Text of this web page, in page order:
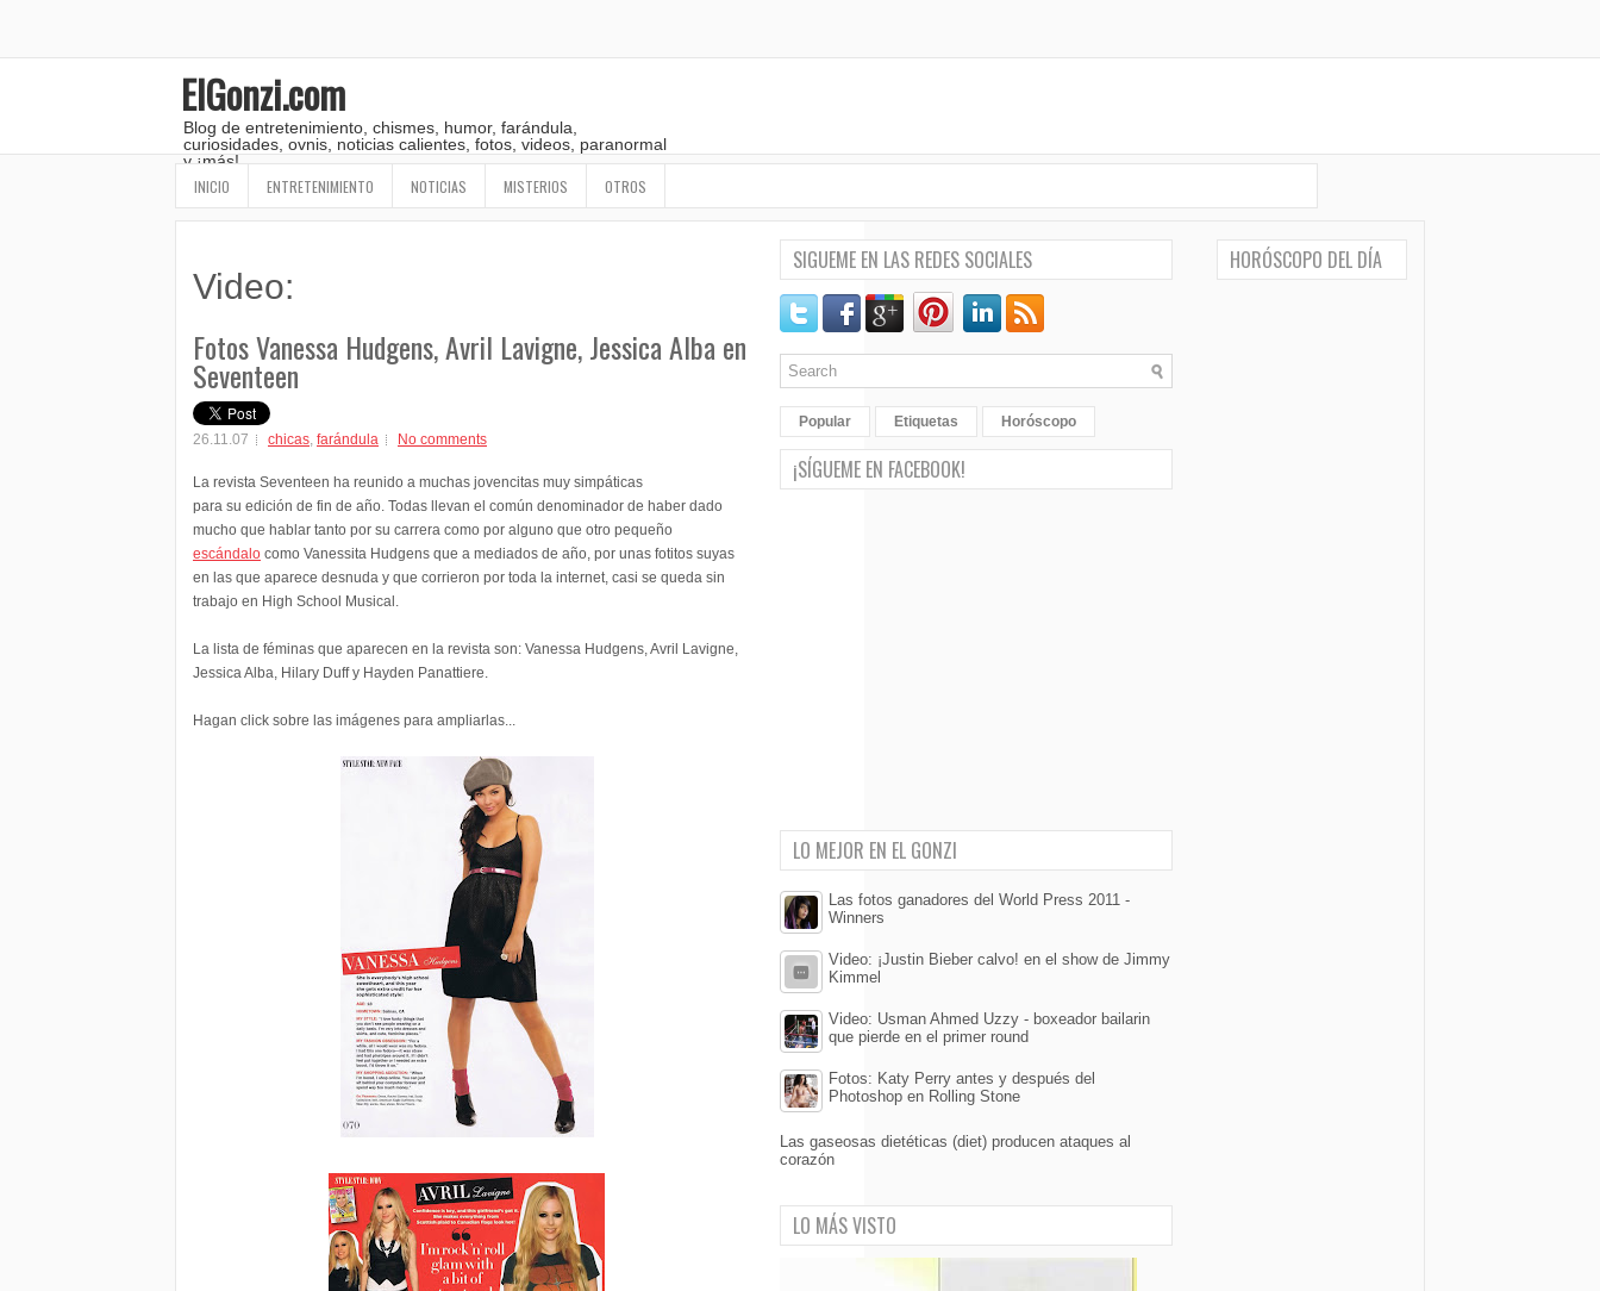
ElGonzi.com
Blog de entretenimiento, chismes, humor, farándula,
curiosidades, ovnis, noticias calientes, fotos, videos, paranormal
y ¡más!
INICIO ENTRETENIMIENTO NOTICIAS MISTERIOS OTROS
Video:
Fotos Vanessa Hudgens, Avril Lavigne, Jessica Alba en
Seventeen
26.11.07 chicas, farándula No comments
La revista Seventeen ha reunido a muchas jovencitas muy simpáticas
para su edición de fin de año. Todas llevan el común denominador de haber dado
mucho que hablar tanto por su carrera como por alguno que otro pequeño
escándalo como Vanessita Hudgens que a mediados de año, por unas fotitos suyas
en las que aparece desnuda y que corrieron por toda la internet, casi se queda sin
trabajo en High School Musical.
La lista de féminas que aparecen en la revista son: Vanessa Hudgens, Avril Lavigne,
Jessica Alba, Hilary Duff y Hayden Panattiere.
Hagan click sobre las imágenes para ampliarlas...
SIGUEME EN LAS REDES SOCIALES
Popular Etiquetas Horóscopo
¡SÍGUEME EN FACEBOOK!
LO MEJOR EN EL GONZI
Las fotos ganadores del World Press 2011 -
Winners
Video: ¡Justin Bieber calvo! en el show de Jimmy
Kimmel
Video: Usman Ahmed Uzzy - boxeador bailarin
que pierde en el primer round
Fotos: Katy Perry antes y después del
Photoshop en Rolling Stone
Las gaseosas dietéticas (diet) producen ataques al
corazón
LO MÁS VISTO
HORÓSCOPO DEL DÍA